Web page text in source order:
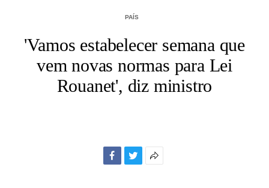
PAÍS
'Vamos estabelecer semana que
vem novas normas para Lei
Rouanet', diz ministro